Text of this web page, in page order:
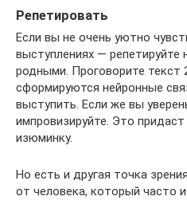
Репетировать
Если вы не очень уютно
выступлениях — репетируйте
родными. Проговорите текст
сформируются нейронные
выступить. Если же вы
импровизируйте. Это
изюминку.
Но есть и другая точка
от человека, который часто